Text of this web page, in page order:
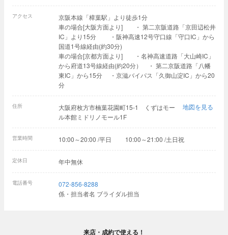
アクセス
京阪本線「樟葉駅」より徒歩1分
車の場合[大阪方面より] ・ 第二京阪道路「京田辺松井
IC」より15分 ・阪神高速12号守口線「守口IC」から
国道1号線経由(約30分)
車の場合[京都方面より] ・名神高速道路「大山崎IC」
から府道13号線経由(約20分） ・ 第二京阪道路「八幡
東IC」から15分 ・京滋バイパス「久御山淀IC」から20
分
住所
大阪府枚方市楠葉花園町15-1 くずはモー
ル本館ミドリノモール1F
地図を見る
営業時間 10:00～20:00 /平日 10:00～21:00 /土日祝
定休日 年中無休
電話番号
072-856-8288
係・担当者名 ブライダル担当
来店・成約で使える！